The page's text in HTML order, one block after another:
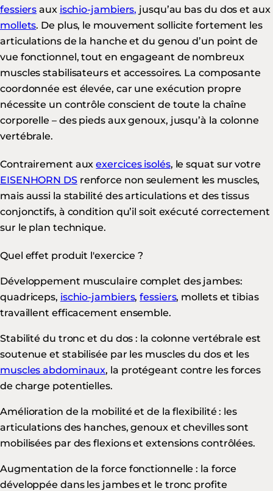
fessiers aux ischio-jambiers, jusqu’au bas du dos et aux
mollets. De plus, le mouvement sollicite fortement les
articulations de la hanche et du genou d’un point de
vue fonctionnel, tout en engageant de nombreux
muscles stabilisateurs et accessoires. La composante
coordonnée est élevée, car une exécution propre
nécessite un contrôle conscient de toute la chaîne
corporelle – des pieds aux genoux, jusqu’à la colonne
vertébrale.
Contrairement auxexercices isolés, le squat sur votre
EISENHORN DSrenforce non seulement les muscles,
mais aussi la stabilité des articulations et des tissus
conjonctifs, à condition qu’il soit exécuté correctement
sur le plan technique.
Quel effet produit l'exercice ?
Développement musculaire complet des jambes:
quadriceps, ischio-jambiers,fessiers, mollets et tibias
travaillent efficacement ensemble.
Stabilité du tronc et du dos : la colonne vertébrale est
soutenue et stabilisée par les muscles du dos et les
muscles abdominaux, la protégeant contre les forces
de charge potentielles.
Amélioration de la mobilité et de la flexibilité : les
articulations des hanches, genoux et chevilles sont
mobilisées par des flexions et extensions contrôlées.
Augmentation de la force fonctionnelle : la force
développée dans les jambes et le tronc profite